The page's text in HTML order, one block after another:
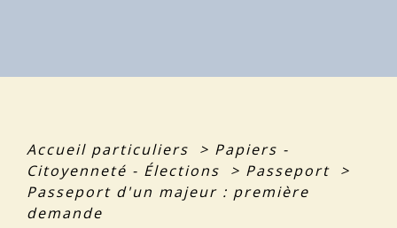
Accueil particuliers > Papiers -
Citoyenneté - Élections
> Passeport >
Passeport d'un majeur : première
demande